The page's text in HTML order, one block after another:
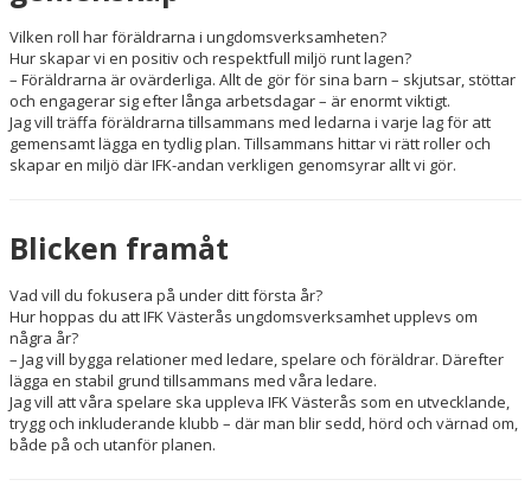
Vilken roll har föräldrarna i ungdomsverksamheten?
Hur skapar vi en positiv och respektfull miljö runt lagen?
– Föräldrarna är ovärderliga. Allt de gör för sina barn – skjutsar, stöttar
och engagerar sig efter långa arbetsdagar – är enormt viktigt.
Jag vill träffa föräldrarna tillsammans med ledarna i varje lag för att
gemensamt lägga en tydlig plan. Tillsammans hittar vi rätt roller och
skapar en miljö där IFK-andan verkligen genomsyrar allt vi gör.
Blicken framåt
Vad vill du fokusera på under ditt första år?
Hur hoppas du att IFK Västerås ungdomsverksamhet upplevs om
några år?
– Jag vill bygga relationer med ledare, spelare och föräldrar. Därefter
lägga en stabil grund tillsammans med våra ledare.
Jag vill att våra spelare ska uppleva IFK Västerås som en utvecklande,
trygg och inkluderande klubb – där man blir sedd, hörd och värnad om,
både på och utanför planen.